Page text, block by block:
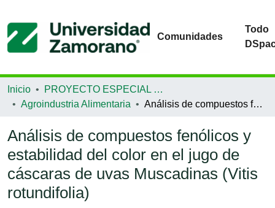
Comunidades
Todo
Inicio
PROYECTO ESPECIAL DE GRADUACIÓN
Agroindustria Alimentaria
Análisis de compuestos fenólicos y estabilidad del color en el jugo de cáscaras de uvas Muscadinas (Vitis rotundifolia)
Análisis de compuestos fenólicos y
estabilidad del color en el jugo de
cáscaras de uvas Muscadinas (Vitis
rotundifolia)